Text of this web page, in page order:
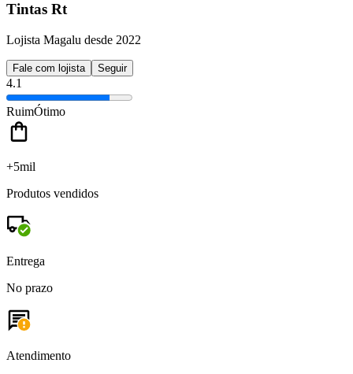
Tintas Rt
Lojista Magalu desde 2022
Fale com lojista Seguir
4.1
RuimÓtimo
+5mil
Produtos vendidos
Entrega
No prazo
Atendimento